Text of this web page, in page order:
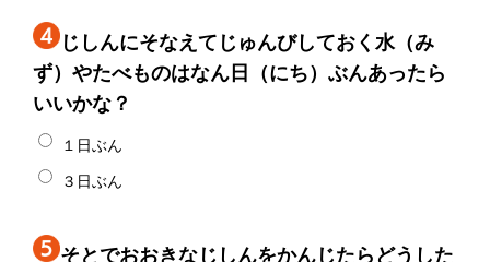
じしんにそなえてじゅんびしておく水（み
ず）やたべものはなん日（にち）ぶんあったら
いいかな？
１日ぶん
３日ぶん
そとでおおきなじしんをかんじたらどうした